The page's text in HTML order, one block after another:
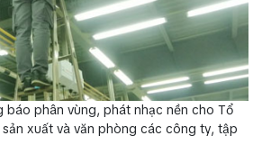
báo phân vùng, phát nhạc nền cho Tổ
xuất và văn phòng các công ty, tập